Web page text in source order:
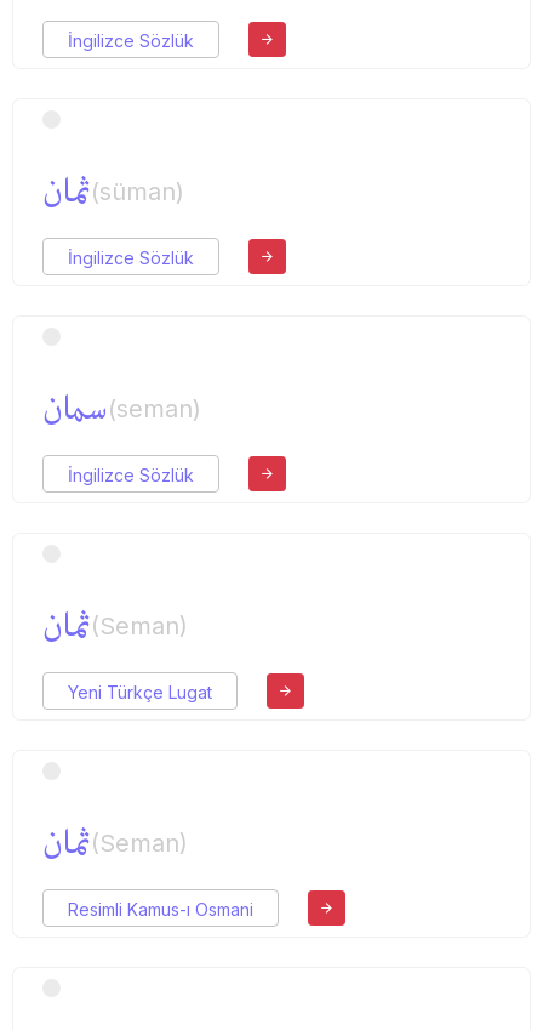
İngilizce Sözlük
ثمان(süman)
İngilizce Sözlük
سمان(seman)
İngilizce Sözlük
ثمان(Seman)
Yeni Türkçe Lugat
ثمان(Seman)
Resimli Kamus-ı Osmani